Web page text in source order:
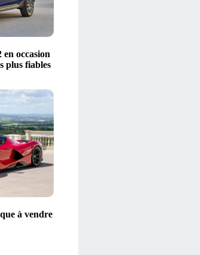
occasion
plus fiables
à vendre